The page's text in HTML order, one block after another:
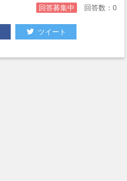
回答募集中 回答数：0
ツイート